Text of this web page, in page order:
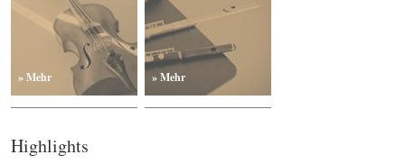
» Mehr » Mehr
Highlights